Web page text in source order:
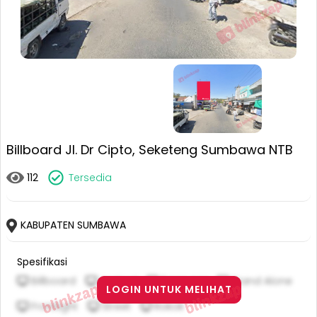
Billboard Jl. Dr Cipto, Seketeng Sumbawa NTB
112 Tersedia
KABUPATEN SUMBAWA
Spesifikasi
Billboard
Vertical
Stand Alone
Frontlight
Street Rokok
LOGIN UNTUK MELIHAT